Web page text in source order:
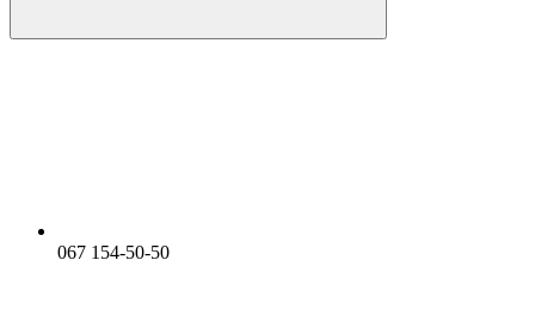
067 154-50-50